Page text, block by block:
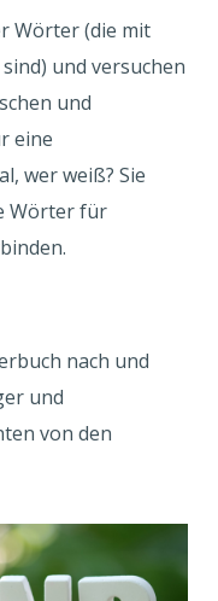
Wörter (die mit
und versuchen
und
eine
wer weiß? Sie
Wörter für
nach und
und
von den